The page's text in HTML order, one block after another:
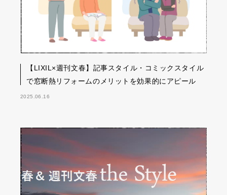
【LIXIL×週刊文春】記事スタイル・コミックスタイル
で窓断熱リフォームのメリットを効果的にアピール
2025.06.16